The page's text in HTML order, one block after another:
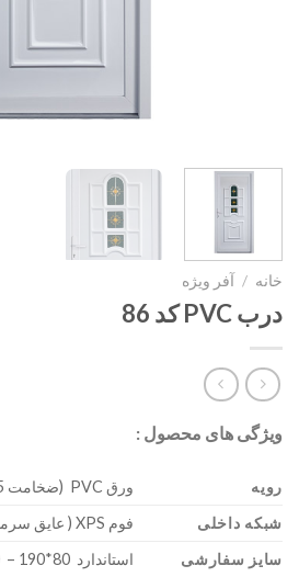
خانه / آفر ویژه
درب PVC کد 86
ویژگی های محصول :
رویه
ورق PVC (ضخامت 0/85)
شبکه داخلی
فوم XPS ( عایق سرما – گرما )
سایز سفارشی
استاندارد 80*190 – 300*200